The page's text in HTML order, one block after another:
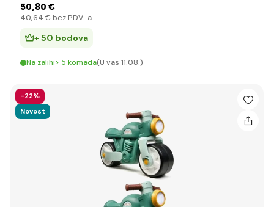
50,80 €
40,64 € bez PDV-a
+ 50 bodova
Na zalihi> 5 komada(U vas 11.08.)
-22%
Novost